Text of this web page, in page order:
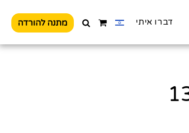
דברו איתי מתנה להורדה